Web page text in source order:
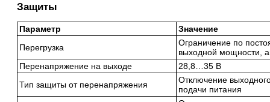
Защиты
Параметр
Значение
Перегрузка
Ограничение по
выходной мощности,
Перенапряжение на выходе
28,8…35 В
Тип защиты от перенапряжения
Отключение
подачи питания